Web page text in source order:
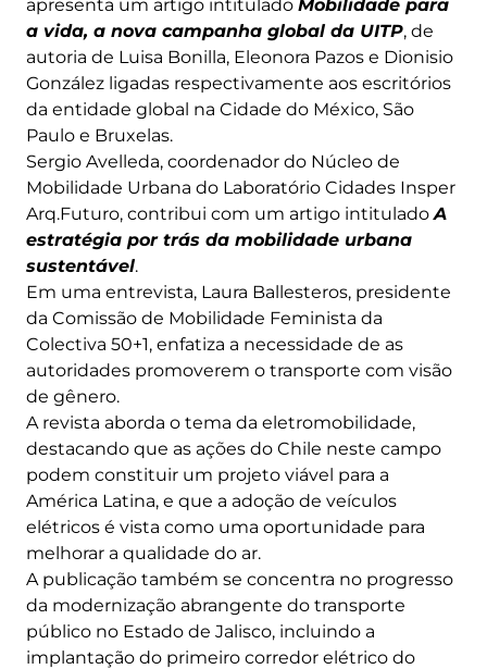
apresenta um artigo intitulado Mobilidade para
a vida, a nova campanha global da UITP, de
autoria de Luisa Bonilla, Eleonora Pazos e Dionisio
González ligadas respectivamente aos escritórios
da entidade global na Cidade do México, São
Paulo e Bruxelas.
Sergio Avelleda, coordenador do Núcleo de
Mobilidade Urbana do Laboratório Cidades Insper
Arq.Futuro, contribui com um artigo intituladoA
estratégia por trás da mobilidade urbana
sustentável.
Em uma entrevista, Laura Ballesteros, presidente
da Comissão de Mobilidade Feminista da
Colectiva 50+1, enfatiza a necessidade de as
autoridades promoverem o transporte com visão
de gênero.
A revista aborda o tema da eletromobilidade,
destacando que as ações do Chile neste campo
podem constituir um projeto viável para a
América Latina, e que a adoção de veículos
elétricos é vista como uma oportunidade para
melhorar a qualidade do ar.
A publicação também se concentra no progresso
da modernização abrangente do transporte
público no Estado de Jalisco, incluindo a
implantação do primeiro corredor elétrico do